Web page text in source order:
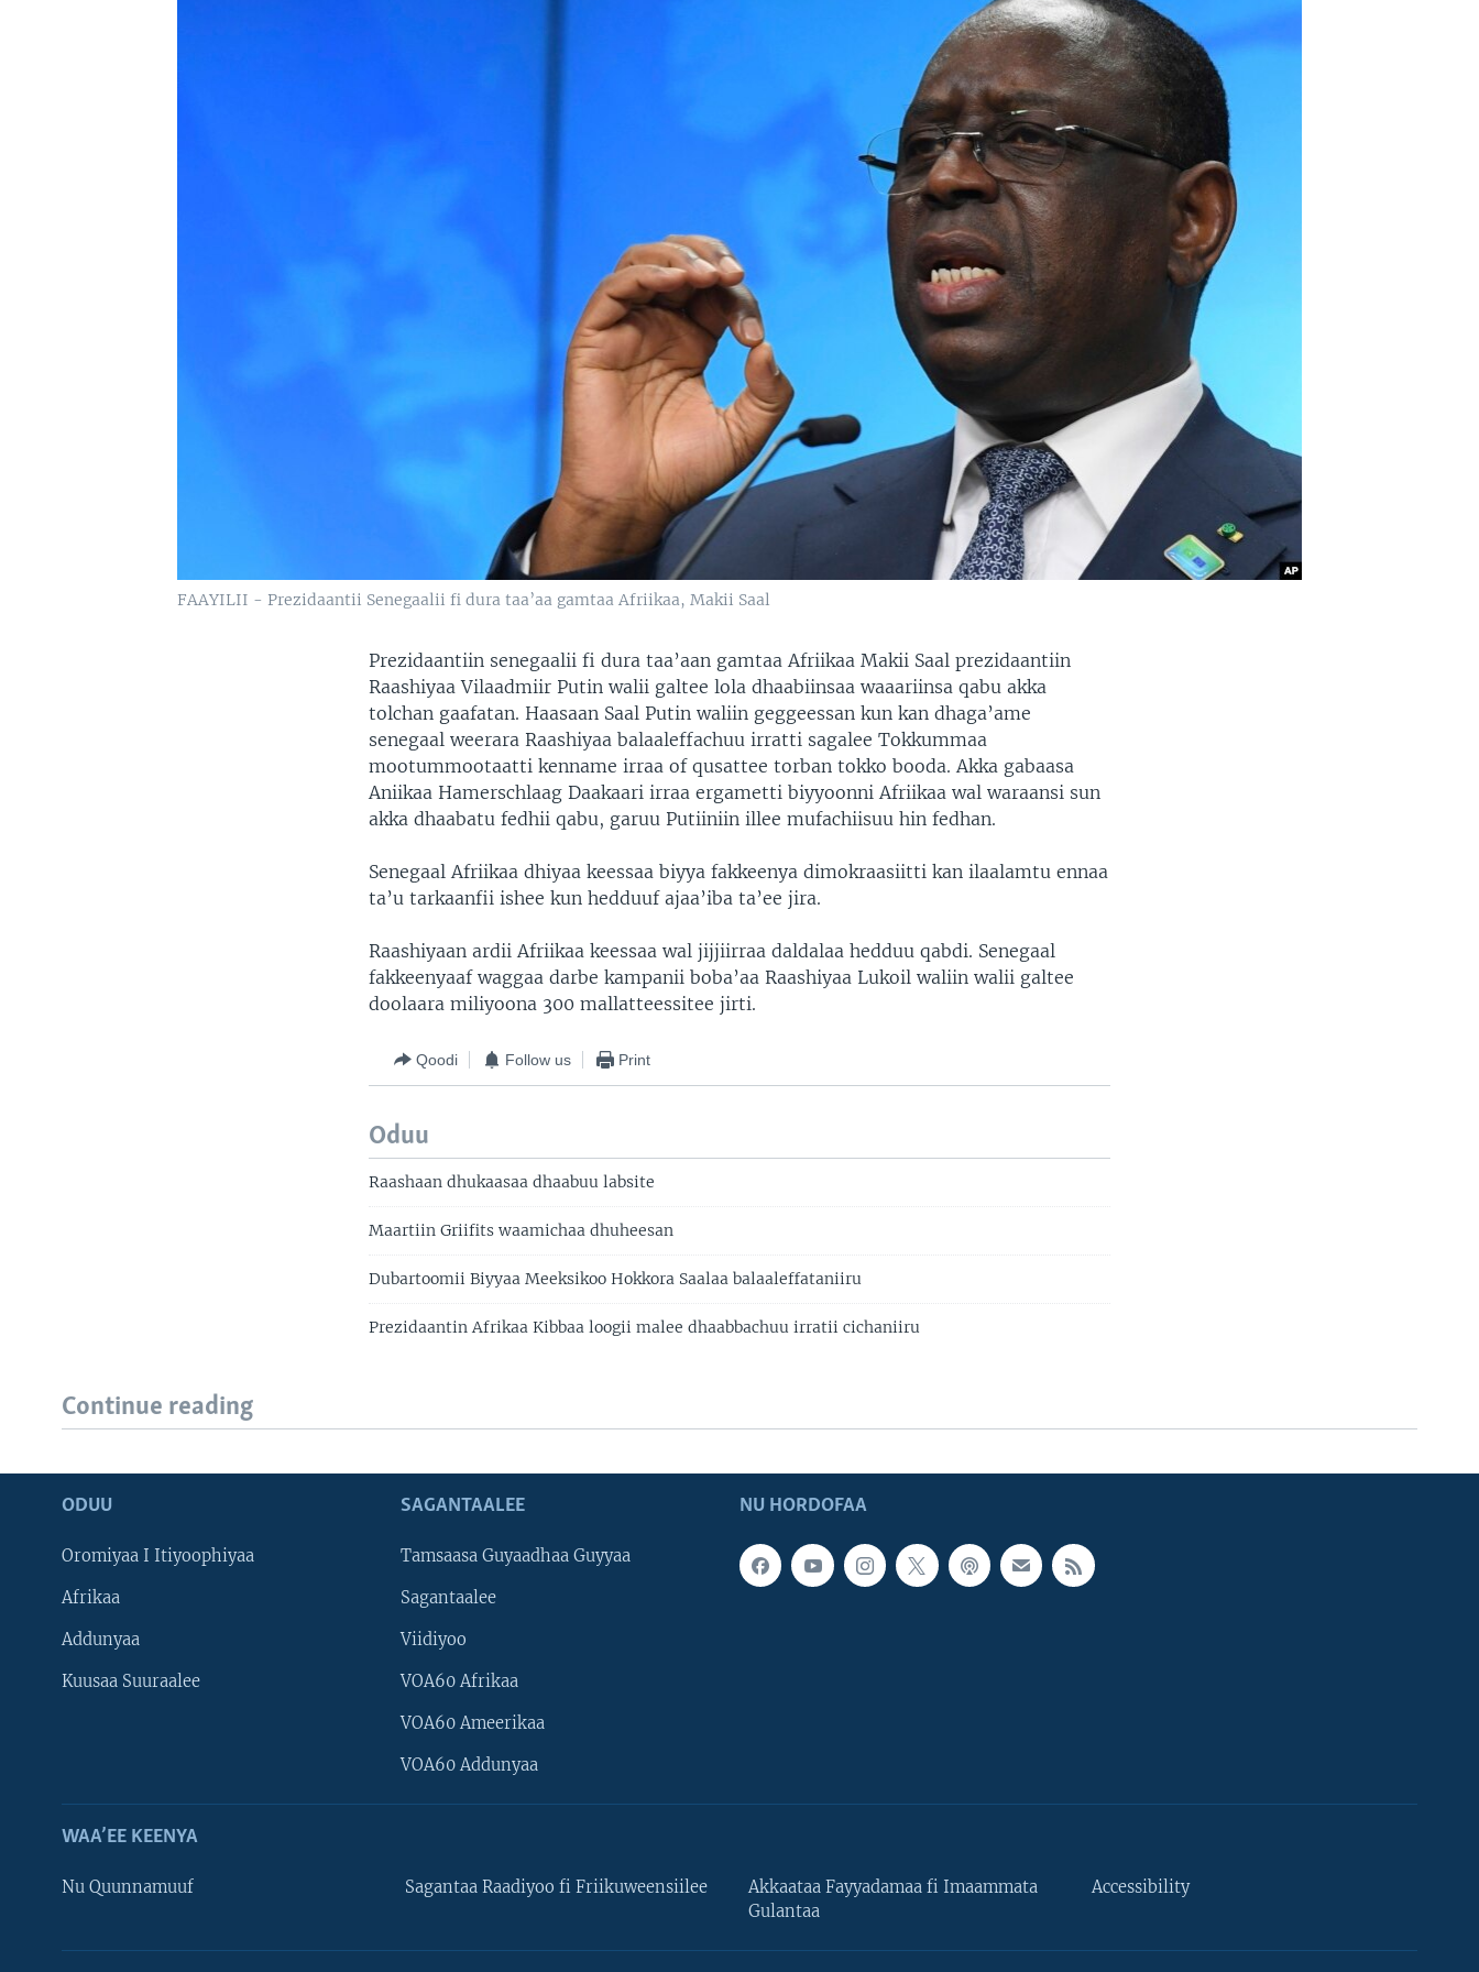
FAAYILII - Prezidaantii Senegaalii fi dura taa’aa gamtaa Afriikaa, Makii Saal
Prezidaantiin senegaalii fi dura taa’aan gamtaa Afriikaa Makii Saal prezidaantiin
Raashiyaa Vilaadmiir Putin walii galtee lola dhaabiinsaa waaariinsa qabu akka
tolchan gaafatan. Haasaan Saal Putin waliin geggeessan kun kan dhaga’ame
senegaal weerara Raashiyaa balaaleffachuu irratti sagalee Tokkummaa
mootummootaatti kenname irraa of qusattee torban tokko booda. Akka gabaasa
Aniikaa Hamerschlaag Daakaari irraa ergametti biyyoonni Afriikaa wal waraansi sun
akka dhaabatu fedhii qabu, garuu Putiiniin illee mufachiisuu hin fedhan.
Senegaal Afriikaa dhiyaa keessaa biyya fakkeenya dimokraasiitti kan ilaalamtu ennaa
ta’u tarkaanfii ishee kun hedduuf ajaa’iba ta’ee jira.
Raashiyaan ardii Afriikaa keessaa wal jijjiirraa daldalaa hedduu qabdi. Senegaal
fakkeenyaaf waggaa darbe kampanii boba’aa Raashiyaa Lukoil waliin walii galtee
doolaara miliyoona 300 mallatteessitee jirti.
Qoodi Follow us Print
Oduu
Raashaan dhukaasaa dhaabuu labsite
Maartiin Griifits waamichaa dhuheesan
Dubartoomii Biyyaa Meeksikoo Hokkora Saalaa balaaleffataniiru
Prezidaantin Afrikaa Kibbaa loogii malee dhaabbachuu irratii cichaniiru
Continue reading
NU HORDOFAA
ODUU
Oromiyaa I Itiyoophiyaa
Afrikaa
Addunyaa
Kuusaa Suuraalee
SAGANTAALEE
Tamsaasa Guyaadhaa Guyyaa
Sagantaalee
Viidiyoo
VOA60 Afrikaa
VOA60 Ameerikaa
VOA60 Addunyaa
WAA’EE KEENYA
Nu Quunnamuuf Sagantaa Raadiyoo fi Friikuweensiilee
Akkaataa Fayyadamaa fi Imaammata
Gulantaa
Accessibility